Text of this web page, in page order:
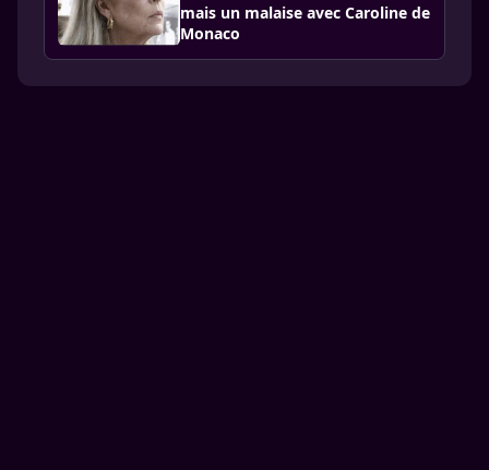
mais un malaise avec Caroline de
Monaco